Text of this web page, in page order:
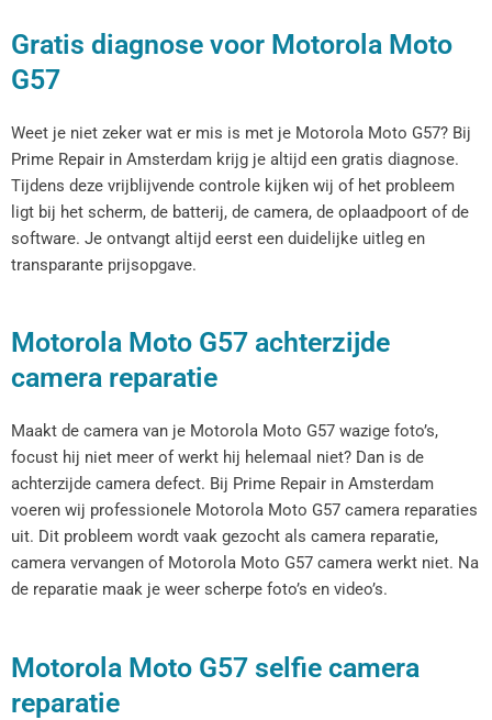
Gratis diagnose voor Motorola Moto
G57
Weet je niet zeker wat er mis is met je Motorola Moto G57? Bij
Prime Repair in Amsterdam krijg je altijd een gratis diagnose.
Tijdens deze vrijblijvende controle kijken wij of het probleem
ligt bij het scherm, de batterij, de camera, de oplaadpoort of de
software. Je ontvangt altijd eerst een duidelijke uitleg en
transparante prijsopgave.
Motorola Moto G57 achterzijde
camera reparatie
Maakt de camera van je Motorola Moto G57 wazige foto’s,
focust hij niet meer of werkt hij helemaal niet? Dan is de
achterzijde camera defect. Bij Prime Repair in Amsterdam
voeren wij professionele Motorola Moto G57 camera reparaties
uit. Dit probleem wordt vaak gezocht als camera reparatie,
camera vervangen of Motorola Moto G57 camera werkt niet. Na
de reparatie maak je weer scherpe foto’s en video’s.
Motorola Moto G57 selfie camera
reparatie